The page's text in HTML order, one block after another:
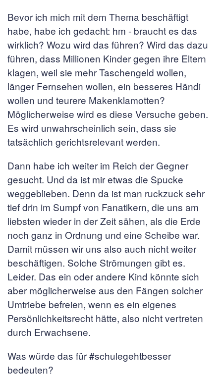
Bevor ich mich mit dem Thema beschäftigt
habe, habe ich gedacht: hm - braucht es das
wirklich? Wozu wird das führen? Wird das dazu
führen, dass Millionen Kinder gegen ihre Eltern
klagen, weil sie mehr Taschengeld wollen,
länger Fernsehen wollen, ein besseres Händi
wollen und teurere Makenklamotten?
Möglicherweise wird es diese Versuche geben.
Es wird unwahrscheinlich sein, dass sie
tatsächlich gerichtsrelevant werden.
Dann habe ich weiter im Reich der Gegner
gesucht. Und da ist mir etwas die Spucke
weggeblieben. Denn da ist man ruckzuck sehr
tief drin im Sumpf von Fanatikern, die uns am
liebsten wieder in der Zeit sähen, als die Erde
noch ganz in Ordnung und eine Scheibe war.
Damit müssen wir uns also auch nicht weiter
beschäftigen. Solche Strömungen gibt es.
Leider. Das ein oder andere Kind könnte sich
aber möglicherweise aus den Fängen solcher
Umtriebe befreien, wenn es ein eigenes
Persönlichkeitsrecht hätte, also nicht vertreten
durch Erwachsene.
Was würde das für #schulegehtbesser
bedeuten?